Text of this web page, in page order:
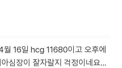
월 16일 hcg 11680이고 오후에
심장이 잘자랄지 걱정이네요...